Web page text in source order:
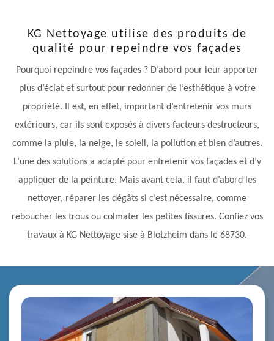
KG Nettoyage utilise des produits de
qualité pour repeindre vos façades
Pourquoi repeindre vos façades ? D’abord pour leur apporter
plus d’éclat et surtout pour redonner de l’esthétique à votre
propriété. Il est, en effet, important d’entretenir vos murs
extérieurs, car ils sont exposés à divers facteurs destructeurs,
comme la pluie, la neige, le soleil, la pollution et bien d’autres.
L’une des solutions a adapté pour entretenir vos façades et d’y
appliquer de la peinture. Mais avant cela, il faut d’abord les
nettoyer, réparer les dégâts si c’est nécessaire, comme
reboucher les trous ou colmater les petites fissures. Confiez vos
travaux à KG Nettoyage sise à Blotzheim dans le 68730.